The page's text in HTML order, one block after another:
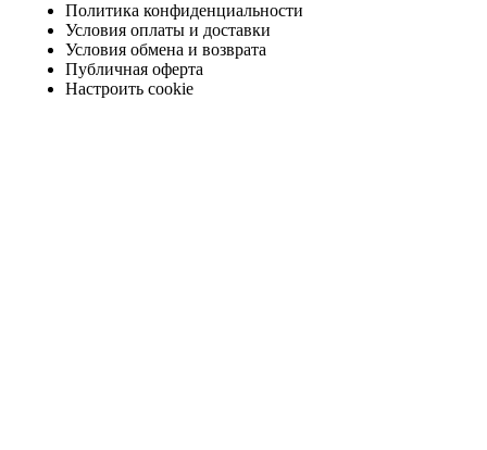
Политика конфиденциальности
Условия оплаты и доставки
Условия обмена и возврата
Публичная оферта
Настроить cookie